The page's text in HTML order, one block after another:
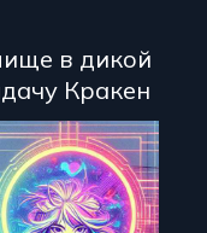
в дикой
Кракен